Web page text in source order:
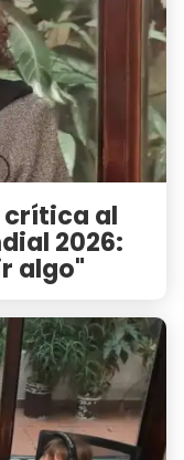
crítica al
2026:
algo"